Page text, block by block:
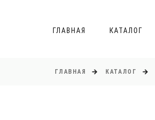
ГЛАВНАЯ КАТАЛОГ
ГЛАВНАЯ КАТАЛОГ